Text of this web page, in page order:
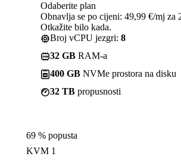
Odaberite plan
Obnavlja se po cijeni: 49,99 €/mj za
Otkažite bilo kada.
Broj vCPU jezgri: 8
32 GB RAM-a
400 GB NVMe prostora na disku
32 TB propusnosti
69 % popusta
KVM 1